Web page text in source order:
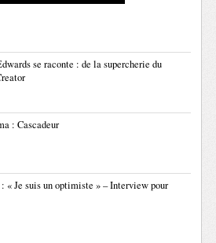
se raconte : de la supercherie du
: Cascadeur
« Je suis un optimiste » – Interview pour